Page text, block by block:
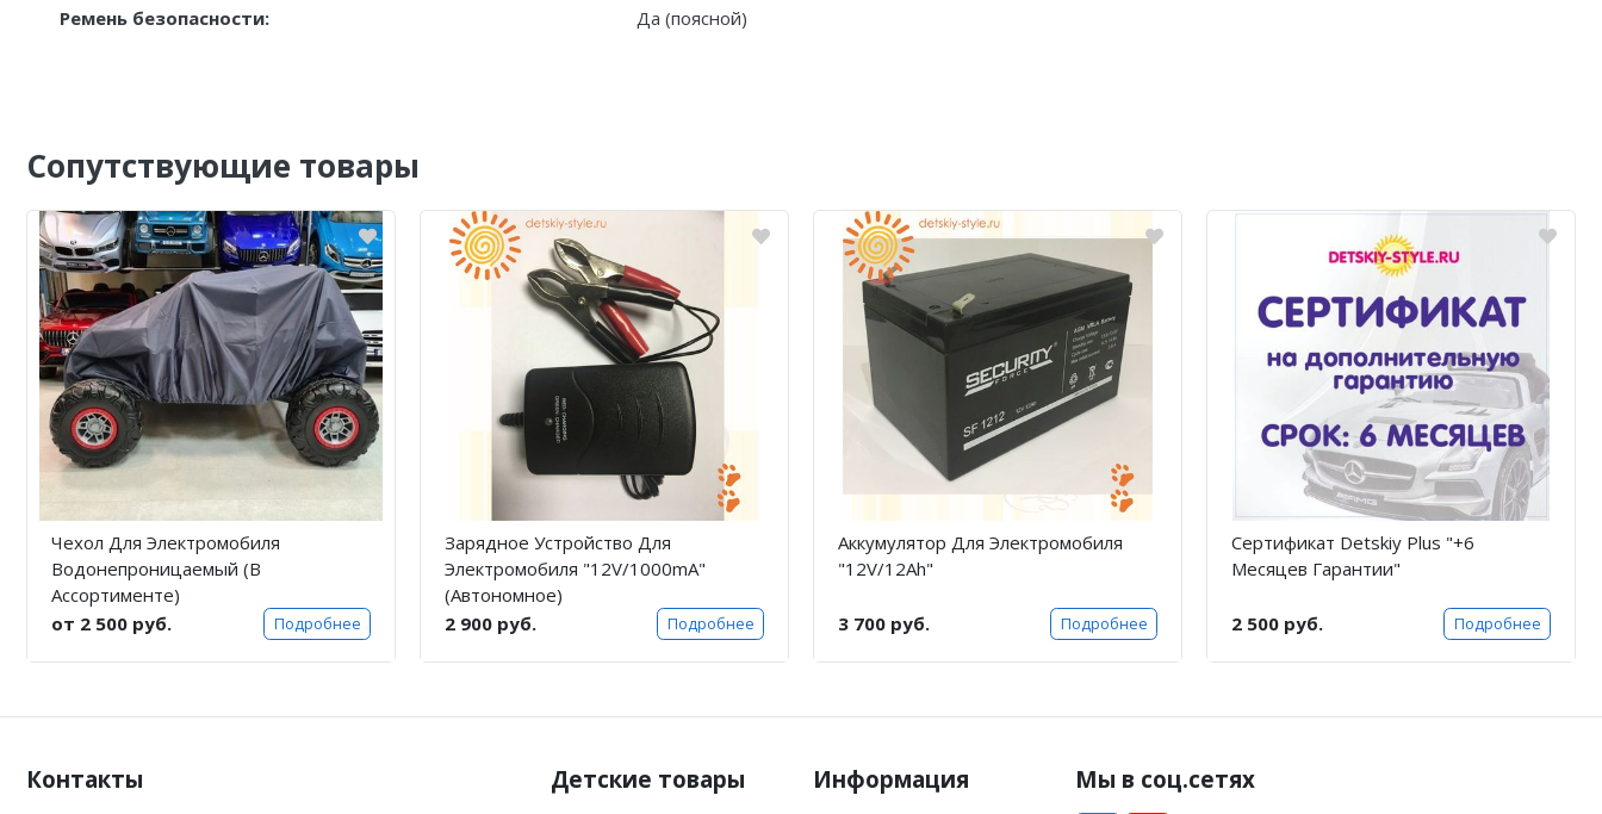
Ремень безопасности:
Да (поясной)
Сопутствующие товары
Чехол Для Электромобиля
Водонепроницаемый (В
Ассортименте)
от 2 500 руб.
Подробнее
Зарядное Устройство Для
Электромобиля "12V/1000mA"
(Автономное)
2 900 руб.
Подробнее
Аккумулятор Для Электромобиля
"12V/12Ah"
3 700 руб. Подробнее
Сертификат Detskiy Plus "+6
Месяцев Гарантии"
2 500 руб. Подробнее
Контакты
Детские товары Информация Мы в соц.сетях